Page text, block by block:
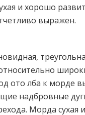
и хорошо
выражен.
ото лба к морде
надбровные
Морда сухая